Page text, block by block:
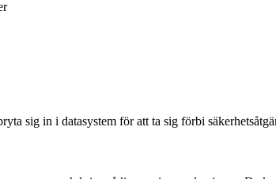
sig in i datasystem för att ta sig förbi